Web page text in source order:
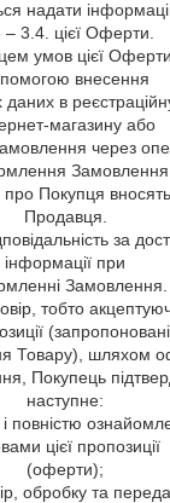
надати
– 3.4. цієї Оферти.
умов цієї Оферти
внесення
даних в
магазину або
через
Замовлення
Покупця
Продавця.
за
інформації при
Замовлення.
тобто
(запропоновані
Товару), шляхом
Покупець
наступне:
повністю
цієї пропозиції
(оферти);
обробку та